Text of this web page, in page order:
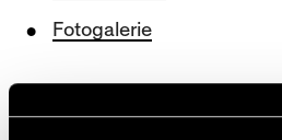
Fotogalerie